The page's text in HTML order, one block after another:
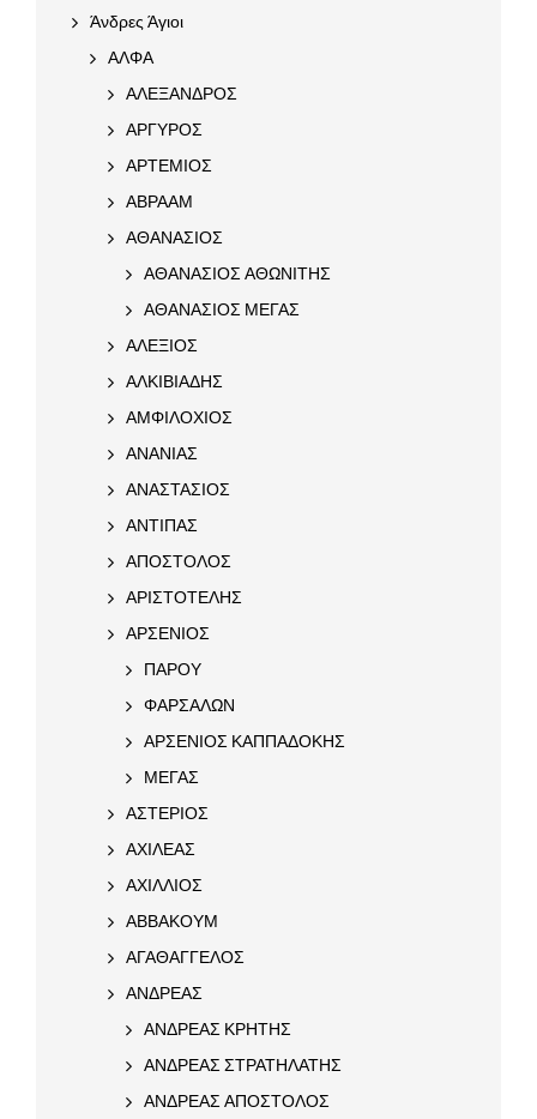
Άνδρες Άγιοι
ΑΛΦΑ
ΑΛΕΞΑΝΔΡΟΣ
ΑΡΓΥΡΟΣ
ΑΡΤΕΜΙΟΣ
ΑΒΡΑΑΜ
ΑΘΑΝΑΣΙΟΣ
ΑΘΑΝΑΣΙΟΣ ΑΘΩΝΙΤΗΣ
ΑΘΑΝΑΣΙΟΣ ΜΕΓΑΣ
ΑΛΕΞΙΟΣ
ΑΛΚΙΒΙΑΔΗΣ
ΑΜΦΙΛΟΧΙΟΣ
ΑΝΑΝΙΑΣ
ΑΝΑΣΤΑΣΙΟΣ
ΑΝΤΙΠΑΣ
ΑΠΟΣΤΟΛΟΣ
ΑΡΙΣΤΟΤΕΛΗΣ
ΑΡΣΕΝΙΟΣ
ΠΑΡΟΥ
ΦΑΡΣΑΛΩΝ
ΑΡΣΕΝΙΟΣ ΚΑΠΠΑΔΟΚΗΣ
ΜΕΓΑΣ
ΑΣΤΕΡΙΟΣ
ΑΧΙΛΕΑΣ
ΑΧΙΛΛΙΟΣ
ΑΒΒΑΚΟΥΜ
ΑΓΑΘΑΓΓΕΛΟΣ
ΑΝΔΡΕΑΣ
ΑΝΔΡΕΑΣ ΚΡΗΤΗΣ
ΑΝΔΡΕΑΣ ΣΤΡΑΤΗΛΑΤΗΣ
ΑΝΔΡΕΑΣ ΑΠΟΣΤΟΛΟΣ